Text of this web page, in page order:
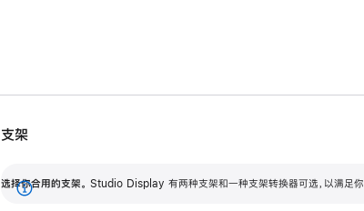
调节范围。
毫米的高度调节范
支架
选择你合用的支架。 Studio Display 有两种支架和一种支架转换器可选，以满足你
展